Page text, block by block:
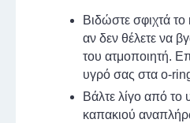
Βιδώστε σφιχτά
αν δεν θέλετε να
του ατμοποιητή.
υγρό σας στα o-
Βάλτε λίγο από το
καπακιού